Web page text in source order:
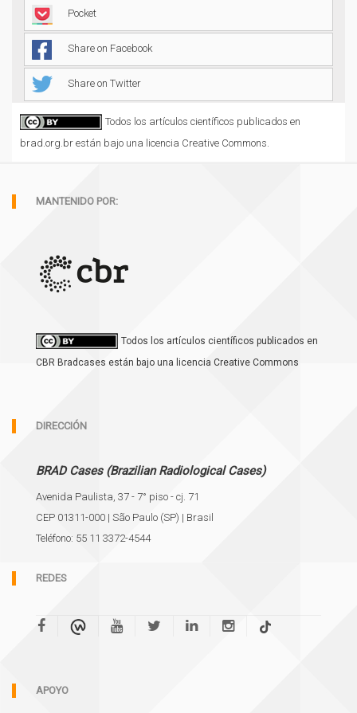
Pocket
Share on Facebook
Share on Twitter
Todos los artículos científicos publicados en
brad.org.br están bajo una licencia Creative Commons.
MANTENIDO POR:
Todos los artículos científicos publicados en
CBR Bradcases están bajo una licencia Creative Commons
DIRECCIÓN
BRAD Cases (Brazilian Radiological Cases)
Avenida Paulista, 37 - 7° piso - cj. 71
CEP 01311-000 | São Paulo (SP) | Brasil
Teléfono: 55 11 3372-4544
REDES
APOYO